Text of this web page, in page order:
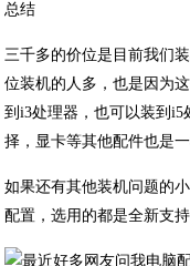
总结
三千多的价位是目前我们
位装机的人多，也是因为
到i3处理器，也可以装到
择，显卡等其他配件也是一
如果还有其他装机问题的
配置，选用的都是全新支